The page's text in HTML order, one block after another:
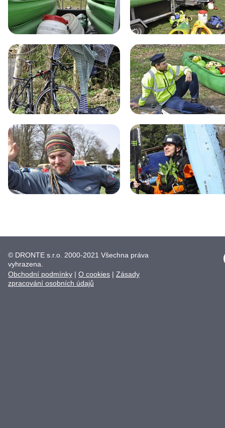
© DRONTE s.r.o. 2000-2021 Všechna práva
vyhrazena.
Obchodní podmínky | O cookies | Zásady
zpracování osobních údajů